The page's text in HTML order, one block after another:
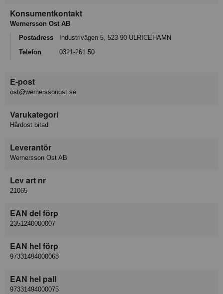
Konsumentkontakt
Wernersson Ost AB
Postadress
Industrivägen 5, 523 90 ULRICEHAMN
Telefon
0321-261 50
E-post
ost@wernerssonost.se
Varukategori
Hårdost bitad
Leverantör
Wernersson Ost AB
Lev art nr
21065
EAN del förp
2351240000007
EAN hel förp
97331494000068
EAN hel pall
97331494000075